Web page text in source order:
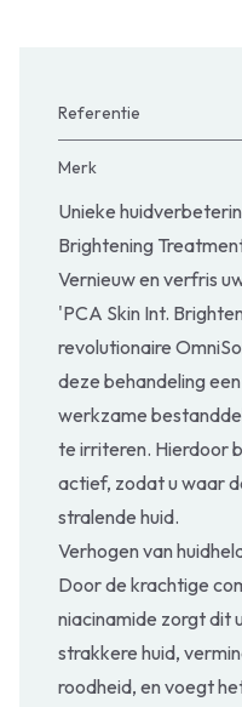
Referentie
Merk
Unieke
Brightening
Vernieuw en verfris
'PCA Skin Int.
revolutionaire
deze behandeling
werkzame
te irriteren. Hierdoor
actief, zodat u waar
stralende huid.
Verhogen van
Door de krachtige
niacinamide zorgt dit
strakkere huid,
roodheid, en voegt